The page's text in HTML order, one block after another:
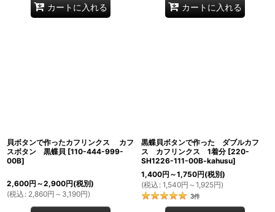
カートに入れる カートに入れる
貝ボタンで作ったカフリンクス カフ
スボタン 黒蝶貝 [110-444-999-
00B]
2,600円 ～2,900円(税別)
(税込 : 2,860円 ～3,190円)
黒蝶貝ボタンで作った ダブルカフ
ス カフリンクス 1着分 [220-
SH1226-111-00B-kahusu]
1,400円 ～1,750円(税別)
(税込 : 1,540円 ～1,925円)
3件